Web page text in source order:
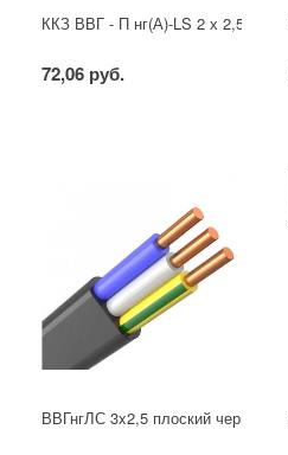
ККЗ ВВГ - П нг(А)-LS 2 х 2,5 ГОСТ
72,06 руб.
ВВГнгЛС 3x2,5 плоский черный